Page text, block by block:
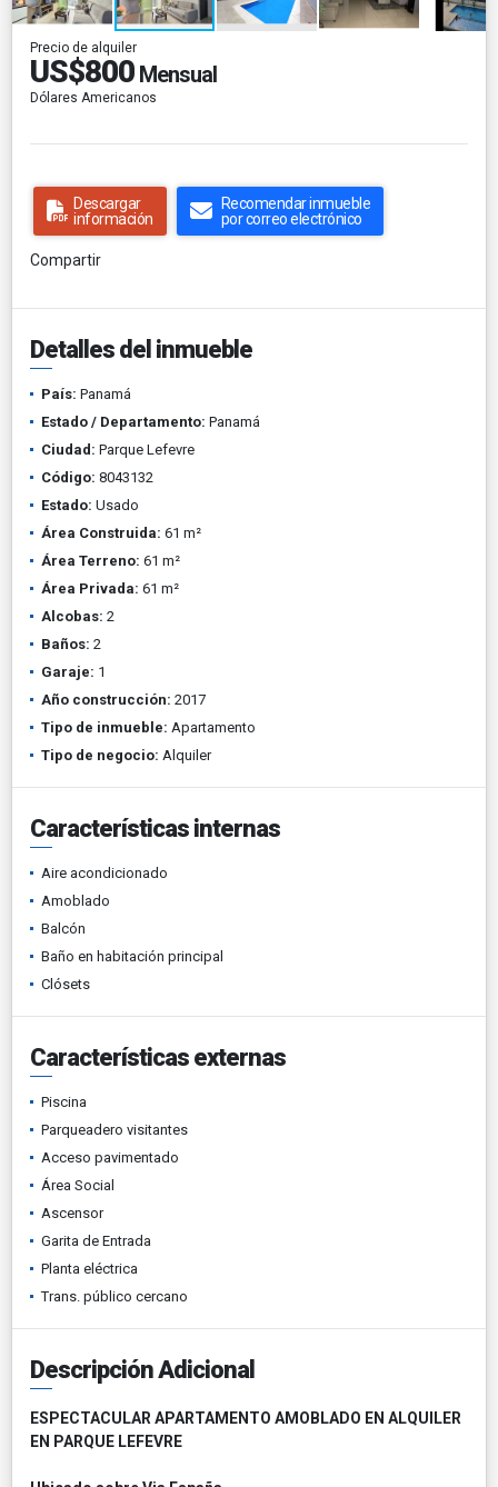
Precio de alquiler
US$800 Mensual
Dólares Americanos
Descargar
información
Recomendar inmueble
por correo electrónico
Compartir
Detalles del inmueble
País: Panamá
Estado / Departamento: Panamá
Ciudad: Parque Lefevre
Código: 8043132
Estado: Usado
Área Construida: 61 m²
Área Terreno: 61 m²
Área Privada: 61 m²
Alcobas: 2
Baños: 2
Garaje: 1
Año construcción: 2017
Tipo de inmueble: Apartamento
Tipo de negocio: Alquiler
Características internas
Aire acondicionado
Amoblado
Balcón
Baño en habitación principal
Clósets
Características externas
Piscina
Parqueadero visitantes
Acceso pavimentado
Área Social
Ascensor
Garita de Entrada
Planta eléctrica
Trans. público cercano
Descripción Adicional
ESPECTACULAR APARTAMENTO AMOBLADO EN ALQUILER
EN PARQUE LEFEVRE